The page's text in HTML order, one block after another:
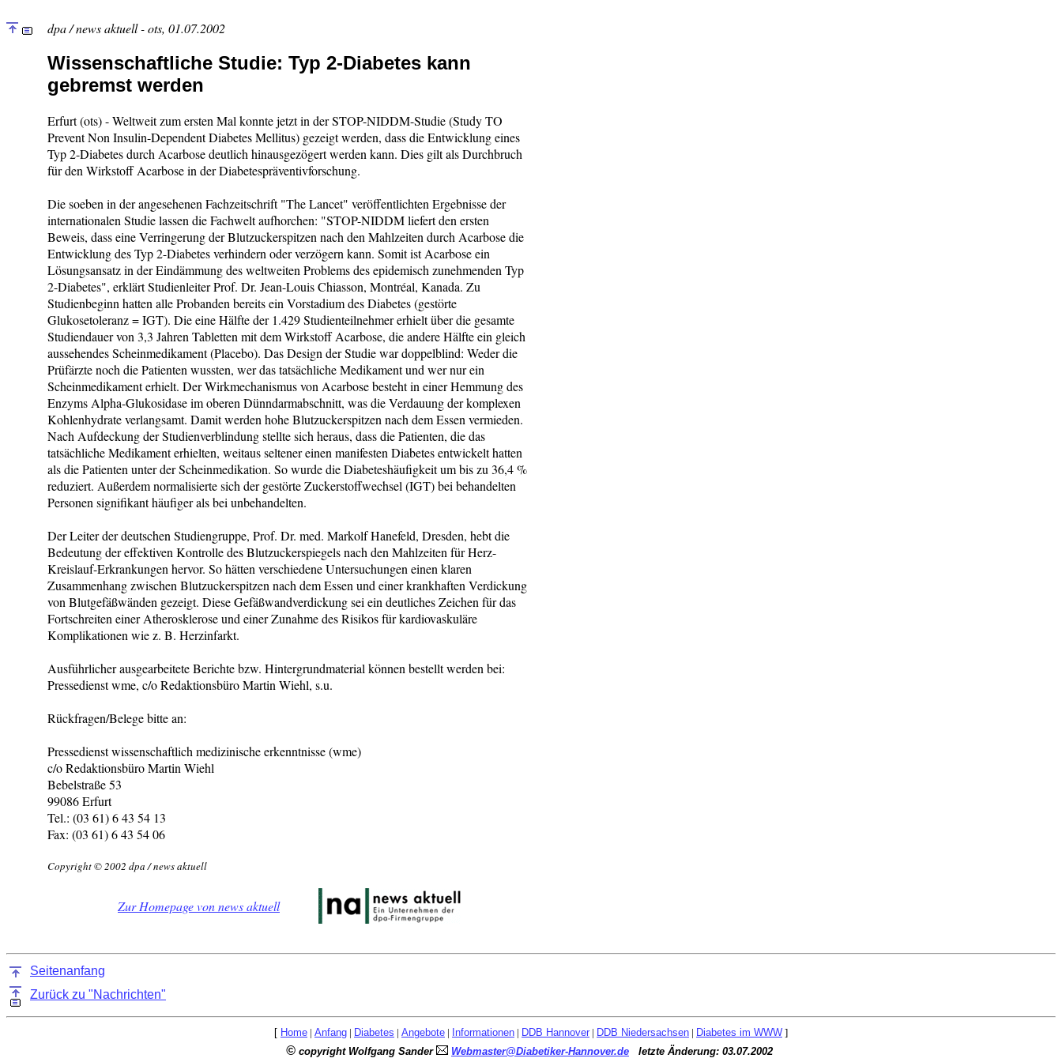
dpa / news aktuell - ots, 01.07.2002
Wissenschaftliche Studie: Typ 2-Diabetes kann
gebremst werden
Erfurt (ots) - Weltweit zum ersten Mal konnte jetzt in der STOP-NIDDM-Studie (Study TO
Prevent Non Insulin-Dependent Diabetes Mellitus) gezeigt werden, dass die Entwicklung eines
Typ 2-Diabetes durch Acarbose deutlich hinausgezögert werden kann. Dies gilt als Durchbruch
für den Wirkstoff Acarbose in der Diabetespräventivforschung.
Die soeben in der angesehenen Fachzeitschrift "The Lancet" veröffentlichten Ergebnisse der
internationalen Studie lassen die Fachwelt aufhorchen: "STOP-NIDDM liefert den ersten
Beweis, dass eine Verringerung der Blutzuckerspitzen nach den Mahlzeiten durch Acarbose die
Entwicklung des Typ 2-Diabetes verhindern oder verzögern kann. Somit ist Acarbose ein
Lösungsansatz in der Eindämmung des weltweiten Problems des epidemisch zunehmenden Typ
2-Diabetes", erklärt Studienleiter Prof. Dr. Jean-Louis Chiasson, Montréal, Kanada. Zu
Studienbeginn hatten alle Probanden bereits ein Vorstadium des Diabetes (gestörte
Glukosetoleranz = IGT). Die eine Hälfte der 1.429 Studienteilnehmer erhielt über die gesamte
Studiendauer von 3,3 Jahren Tabletten mit dem Wirkstoff Acarbose, die andere Hälfte ein gleich
aussehendes Scheinmedikament (Placebo). Das Design der Studie war doppelblind: Weder die
Prüfärzte noch die Patienten wussten, wer das tatsächliche Medikament und wer nur ein
Scheinmedikament erhielt. Der Wirkmechanismus von Acarbose besteht in einer Hemmung des
Enzyms Alpha-Glukosidase im oberen Dünndarmabschnitt, was die Verdauung der komplexen
Kohlenhydrate verlangsamt. Damit werden hohe Blutzuckerspitzen nach dem Essen vermieden.
Nach Aufdeckung der Studienverblindung stellte sich heraus, dass die Patienten, die das
tatsächliche Medikament erhielten, weitaus seltener einen manifesten Diabetes entwickelt hatten
als die Patienten unter der Scheinmedikation. So wurde die Diabeteshäufigkeit um bis zu 36,4 %
reduziert. Außerdem normalisierte sich der gestörte Zuckerstoffwechsel (IGT) bei behandelten
Personen signifikant häufiger als bei unbehandelten.
Der Leiter der deutschen Studiengruppe, Prof. Dr. med. Markolf Hanefeld, Dresden, hebt die
Bedeutung der effektiven Kontrolle des Blutzuckerspiegels nach den Mahlzeiten für Herz-
Kreislauf-Erkrankungen hervor. So hätten verschiedene Untersuchungen einen klaren
Zusammenhang zwischen Blutzuckerspitzen nach dem Essen und einer krankhaften Verdickung
von Blutgefäßwänden gezeigt. Diese Gefäßwandverdickung sei ein deutliches Zeichen für das
Fortschreiten einer Atherosklerose und einer Zunahme des Risikos für kardiovaskuläre
Komplikationen wie z. B. Herzinfarkt.
Ausführlicher ausgearbeitete Berichte bzw. Hintergrundmaterial können bestellt werden bei:
Pressedienst wme, c/o Redaktionsbüro Martin Wiehl, s.u.
Rückfragen/Belege bitte an:
Pressedienst wissenschaftlich medizinische erkenntnisse (wme)
c/o Redaktionsbüro Martin Wiehl
Bebelstraße 53
99086 Erfurt
Tel.: (03 61) 6 43 54 13
Fax: (03 61) 6 43 54 06
Copyright © 2002 dpa / news aktuell
Zur Homepage von news aktuell
Seitenanfang
Zurück zu "Nachrichten"
[ Home | Anfang | Diabetes | Angebote | Informationen | DDB Hannover | DDB Niedersachsen | Diabetes im WWW ]
© copyright Wolfgang Sander Webmaster@Diabetiker-Hannover.de letzte Änderung: 03.07.2002